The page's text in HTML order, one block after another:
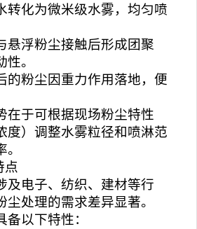
转化为微米级水雾，均匀喷
悬浮粉尘接触后形成团聚
。
的粉尘因重力作用落地，便
在于可根据现场粉尘特性
度）调整水雾粒径和喷淋范
点
及电子、纺织、建材等行
尘处理的需求差异显著。
以下特性：